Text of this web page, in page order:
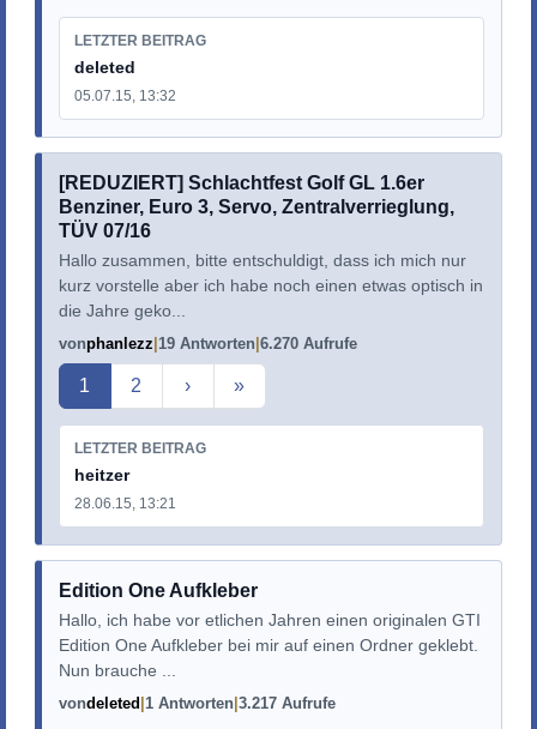
LETZTER BEITRAG
deleted
05.07.15, 13:32
[REDUZIERT] Schlachtfest Golf GL 1.6er
Benziner, Euro 3, Servo, Zentralverrieglung,
TÜV 07/16
Hallo zusammen, bitte entschuldigt, dass ich mich nur
kurz vorstelle aber ich habe noch einen etwas optisch in
die Jahre geko...
vonphanlezz 19 Antworten 6.270 Aufrufe
Aktuelle Seite
1 2 › »
LETZTER BEITRAG
heitzer
28.06.15, 13:21
Edition One Aufkleber
Hallo, ich habe vor etlichen Jahren einen originalen GTI
Edition One Aufkleber bei mir auf einen Ordner geklebt.
Nun brauche ...
vondeleted 1 Antworten 3.217 Aufrufe